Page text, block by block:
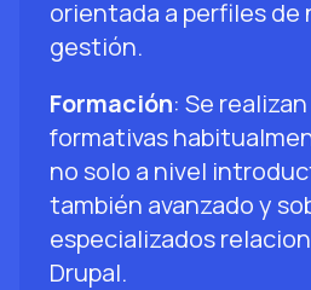
orientada a perfiles de
gestión.
Formación: Se
formativas
no solo a nivel
también avanzado y
especializados
Drupal.